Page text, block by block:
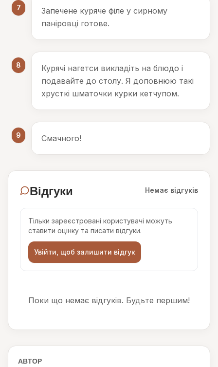
7
Запечене куряче філе у сирному
паніровці готове.
8
Курячі нагетси викладіть на блюдо і
подавайте до столу. Я доповнюю такі
хрусткі шматочки курки кетчупом.
9 Смачного!
Відгуки Немає відгуків
Тільки зареєстровані користувачі можуть
ставити оцінку та писати відгуки.
Увійти, щоб залишити відгук
Поки що немає відгуків. Будьте першим!
АВТОР